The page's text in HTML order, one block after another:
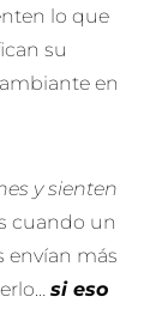
lo que
su
en
y sienten
cuando un
envían más
si eso